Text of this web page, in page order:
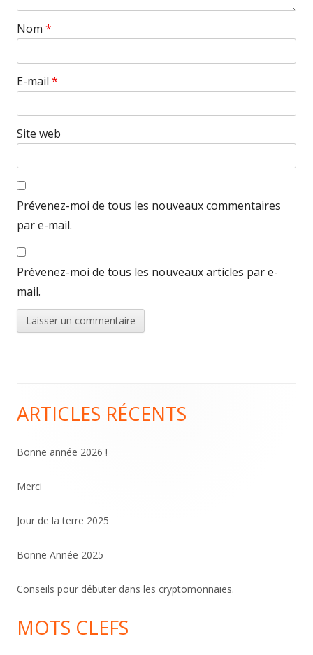
Nom *
E-mail *
Site web
Prévenez-moi de tous les nouveaux commentaires
par e-mail.
Prévenez-moi de tous les nouveaux articles par e-
mail.
Colonne
principale
ARTICLES RÉCENTS
Bonne année 2026 !
Merci
Jour de la terre 2025
Bonne Année 2025
Conseils pour débuter dans les cryptomonnaies.
MOTS CLEFS